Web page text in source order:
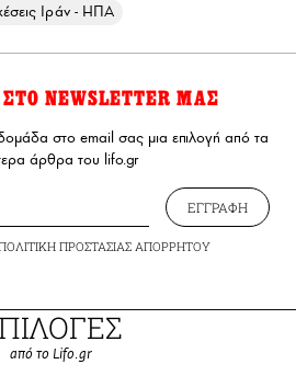
Ιράν - ΗΠΑ
NEWSLETTER ΜΑΣ
στο email σας μια επιλογή από τα
άρθρα του lifo.gr
ΕΓΓΡΑΦΗ
ΠΡΟΣΤΑΣΙΑΣ ΑΠΟΡΡΗΤΟΥ
από το Lifo.gr